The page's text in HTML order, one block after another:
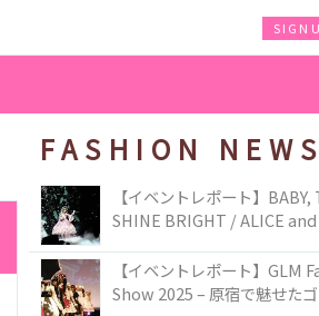
FASHION NEWS
【イベントレポート】BABY,
SHINE BRIGHT / ALICE
TOKYO
【イベントレポート】GLM
Show 2025 – 原宿で魅せた